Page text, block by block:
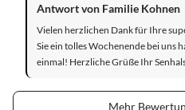
Antwort von Familie Kohnen
Vielen herzlichen Dank für Ihre
Sie ein tolles Wochenende bei uns
einmal! Herzliche Grüße Ihr
Mehr